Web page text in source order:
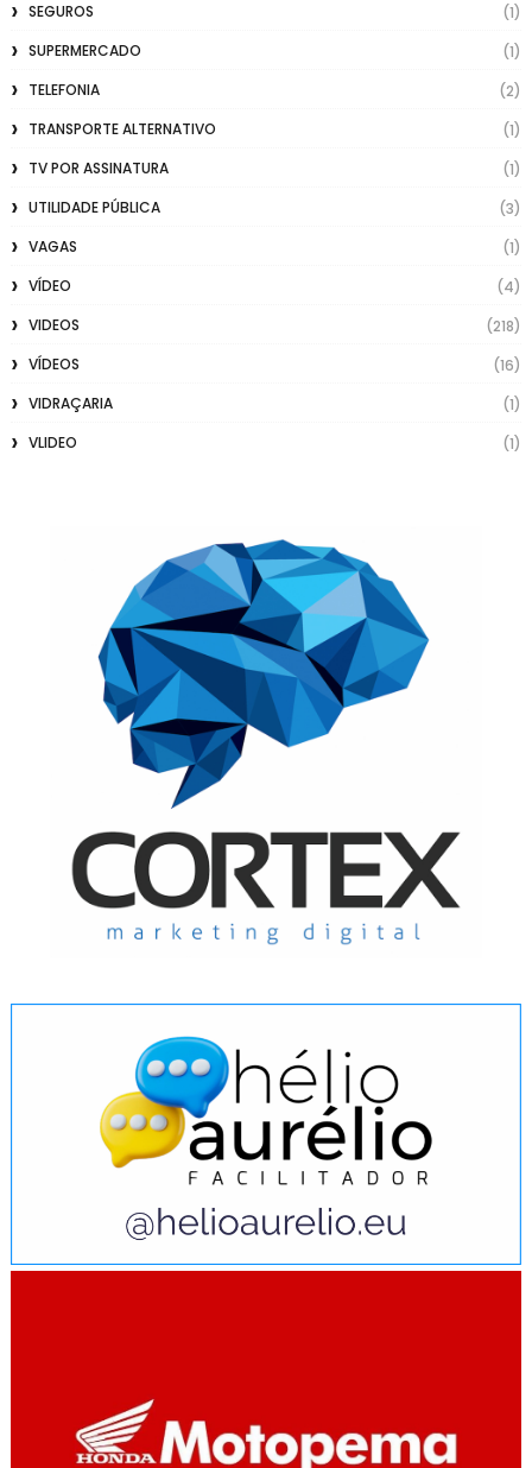
SEGUROS
(1)
SUPERMERCADO
(1)
TELEFONIA
(2)
TRANSPORTE ALTERNATIVO
(1)
TV POR ASSINATURA
(1)
UTILIDADE PÚBLICA
(3)
VAGAS
(1)
VÍDEO
(4)
VIDEOS
(218)
VÍDEOS
(16)
VIDRAÇARIA
(1)
VLIDEO
(1)